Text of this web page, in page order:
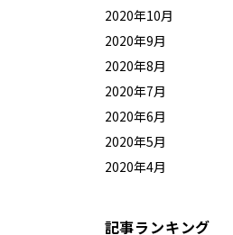
2020年10月
2020年9月
2020年8月
2020年7月
2020年6月
2020年5月
2020年4月
記事ランキング